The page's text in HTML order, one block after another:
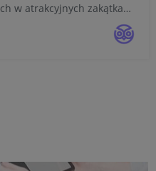
w atrakcyjnych zakątkach
zyskuje tzw.
lub hy...